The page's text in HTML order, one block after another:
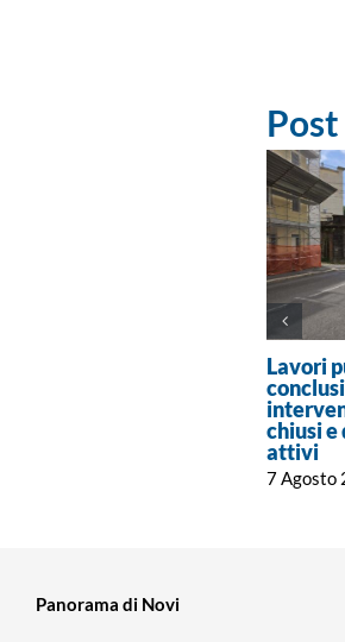
Lavori
chiusi e
attivi
7 Agosto
Panorama di Novi